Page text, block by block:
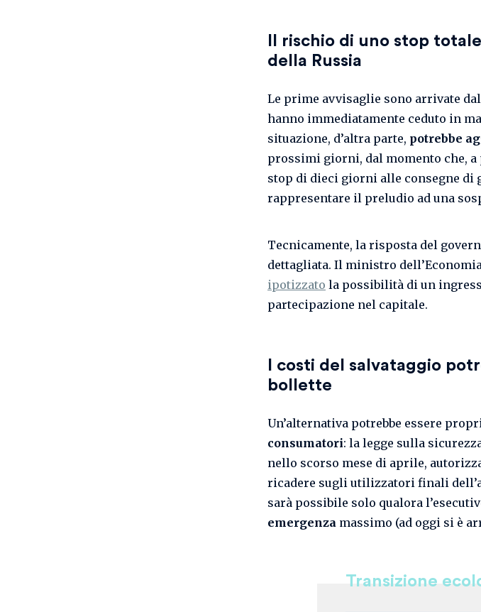
Il rischio di uno stop
della Russia
Le prime avvisaglie sono arrivate
hanno immediatamente ceduto in
situazione, d’altra parte, potrebbe
prossimi giorni, dal momento che, a
stop di dieci giorni alle consegne di
rappresentare il preludio ad una
Tecnicamente, la risposta del
dettagliata. Il ministro
ipotizzato la possibilità di un
partecipazione nel capitale.
I costi del salvataggio
bollette
Un’alternativa potrebbe essere
consumatori: la legge sulla
nello scorso mese di aprile,
ricadere sugli utilizzatori finali
sarà possibile solo qualora
emergenza massimo (ad oggi si è
Transizione